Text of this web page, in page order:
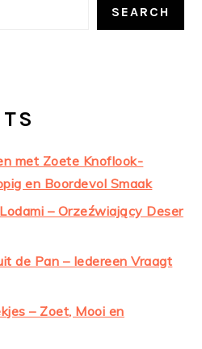
SEARCH
met Zoete Knoflook-
en Boordevol Smaak
– Orzeźwiający Deser
de Pan – Iedereen Vraagt
– Zoet, Mooi en